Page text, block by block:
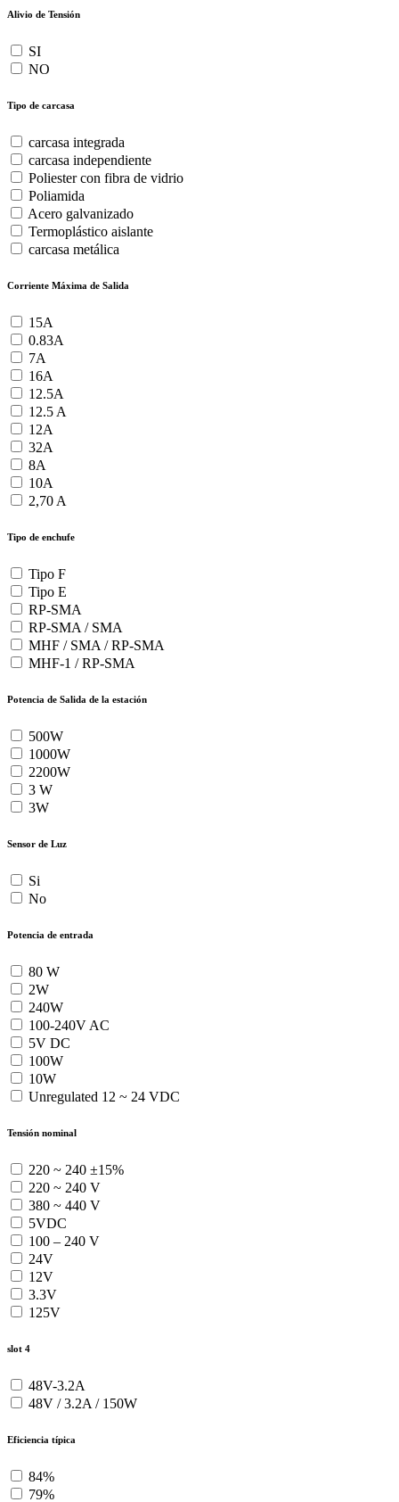
Alivio de Tensión
SI
NO
Tipo de carcasa
carcasa integrada
carcasa independiente
Poliester con fibra de vidrio
Poliamida
Acero galvanizado
Termoplástico aislante
carcasa metálica
Corriente Máxima de Salida
15A
0.83A
7A
16A
12.5A
12.5 A
12A
32A
8A
10A
2,70 A
Tipo de enchufe
Tipo F
Tipo E
RP-SMA
RP-SMA / SMA
MHF / SMA / RP-SMA
MHF-1 / RP-SMA
Potencia de Salida de la estación
500W
1000W
2200W
3 W
3W
Sensor de Luz
Si
No
Potencia de entrada
80 W
2W
240W
100-240V AC
5V DC
100W
10W
Unregulated 12 ~ 24 VDC
Tensión nominal
220 ~ 240 ±15%
220 ~ 240 V
380 ~ 440 V
5VDC
100 – 240 V
24V
12V
3.3V
125V
slot 4
48V-3.2A
48V / 3.2A / 150W
Eficiencia típica
84%
79%